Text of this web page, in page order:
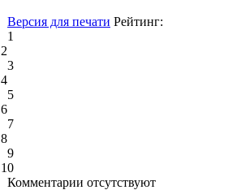
Версия для печати Рейтинг:
1
2
3
4
5
6
7
8
9
10
Комментарии отсутствуют